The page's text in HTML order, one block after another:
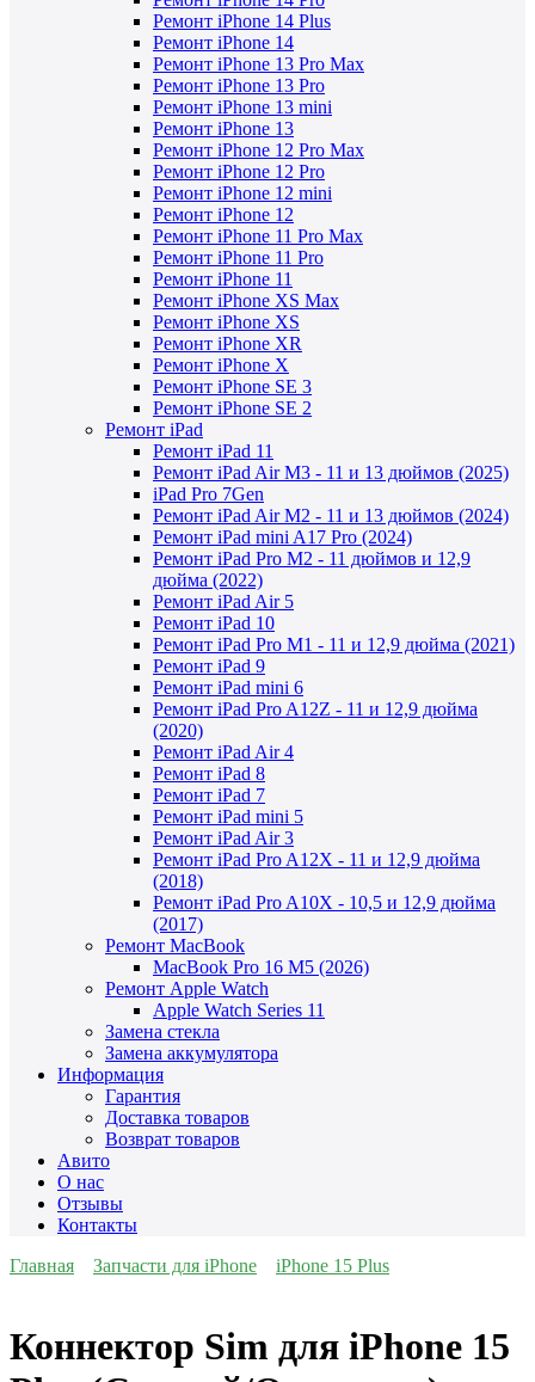
Ремонт iPhone 14 Plus
Ремонт iPhone 14
Ремонт iPhone 13 Pro Max
Ремонт iPhone 13 Pro
Ремонт iPhone 13 mini
Ремонт iPhone 13
Ремонт iPhone 12 Pro Max
Ремонт iPhone 12 Pro
Ремонт iPhone 12 mini
Ремонт iPhone 12
Ремонт iPhone 11 Pro Max
Ремонт iPhone 11 Pro
Ремонт iPhone 11
Ремонт iPhone XS Max
Ремонт iPhone XS
Ремонт iPhone XR
Ремонт iPhone X
Ремонт iPhone SE 3
Ремонт iPhone SE 2
Ремонт iPad
Ремонт iPad 11
Ремонт iPad Air M3 - 11 и 13 дюймов (2025)
iPad Pro 7Gen
Ремонт iPad Air M2 - 11 и 13 дюймов (2024)
Ремонт iPad mini A17 Pro (2024)
Ремонт iPad Pro M2 - 11 дюймов и 12,9
дюйма (2022)
Ремонт iPad Air 5
Ремонт iPad 10
Ремонт iPad Pro M1 - 11 и 12,9 дюйма (2021)
Ремонт iPad 9
Ремонт iPad mini 6
Ремонт iPad Pro A12Z - 11 и 12,9 дюйма
(2020)
Ремонт iPad Air 4
Ремонт iPad 8
Ремонт iPad 7
Ремонт iPad mini 5
Ремонт iPad Air 3
Ремонт iPad Pro A12X - 11 и 12,9 дюйма
(2018)
Ремонт iPad Pro A10X - 10,5 и 12,9 дюйма
(2017)
Ремонт MacBook
MacBook Pro 16 M5 (2026)
Ремонт Apple Watch
Apple Watch Series 11
Замена стекла
Замена аккумулятора
Информация
Гарантия
Доставка товаров
Возврат товаров
Авито
О нас
Отзывы
Контакты
Главная
Запчасти для iPhone iPhone 15 Plus
Коннектор Sim для iPhone 15